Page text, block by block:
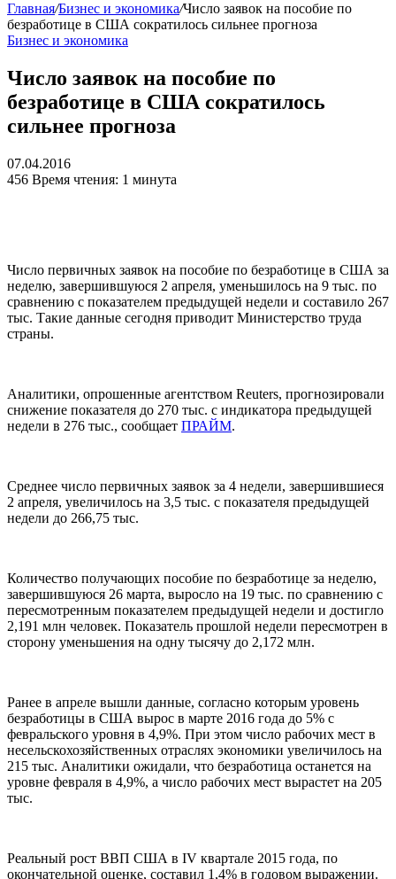
Главная/Бизнес и экономика/Число заявок на пособие по
безработице в США сократилось сильнее прогноза
Бизнес и экономика
Число заявок на пособие по
безработице в США сократилось
сильнее прогноза
07.04.2016
456 Время чтения: 1 минута
Число первичных заявок на пособие по безработице в США за
неделю, завершившуюся 2 апреля, уменьшилось на 9 тыс. по
сравнению с показателем предыдущей недели и составило 267
тыс. Такие данные сегодня приводит Министерство труда
страны.
Аналитики, опрошенные агентством Reuters, прогнозировали
снижение показателя до 270 тыс. с индикатора предыдущей
недели в 276 тыс., сообщает ПРАЙМ.
Среднее число первичных заявок за 4 недели, завершившиеся
2 апреля, увеличилось на 3,5 тыс. с показателя предыдущей
недели до 266,75 тыс.
Количество получающих пособие по безработице за неделю,
завершившуюся 26 марта, выросло на 19 тыс. по сравнению с
пересмотренным показателем предыдущей недели и достигло
2,191 млн человек. Показатель прошлой недели пересмотрен в
сторону уменьшения на одну тысячу до 2,172 млн.
Ранее в апреле вышли данные, согласно которым уровень
безработицы в США вырос в марте 2016 года до 5% с
февральского уровня в 4,9%. При этом число рабочих мест в
несельскохозяйственных отраслях экономики увеличилось на
215 тыс. Аналитики ожидали, что безработица останется на
уровне февраля в 4,9%, а число рабочих мест вырастет на 205
тыс.
Реальный рост ВВП США в IV квартале 2015 года, по
окончательной оценке, составил 1,4% в годовом выражении.